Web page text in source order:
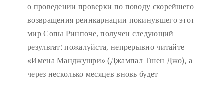
о проведении проверки по поводу скорейшего
возвращения реинкарнации покинувшего этот
мир Сопы Ринпоче, получен следующий
результат: пожалуйста, непрерывно читайте
«Имена Манджушри» (Джампал Тшен Джо), а
через несколько месяцев вновь будет